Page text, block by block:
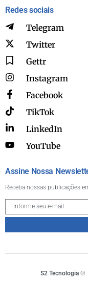
Redes sociais
Telegram
Twitter
Gettr
Instagram
Facebook
TikTok
LinkedIn
YouTube
Assine Nossa
Receba nossas publicações
S2 Tecnologia ©.